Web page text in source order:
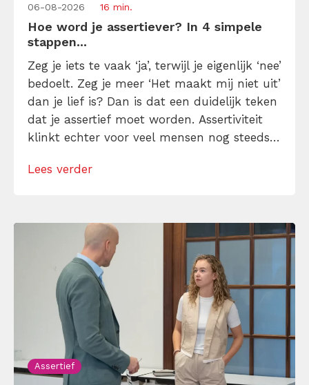
06-08-2026 16 min.
Hoe word je assertiever? In 4 simpele
stappen...
Zeg je iets te vaak ‘ja’, terwijl je eigenlijk ‘nee’
bedoelt. Zeg je meer ‘Het maakt mij niet uit’
dan je lief is? Dan is dat een duidelijk teken
dat je assertief moet worden. Assertiviteit
klinkt echter voor veel mensen nog steeds
maar dat is niet zo. Assertiviteit draait juist
Lees verder
Assertief